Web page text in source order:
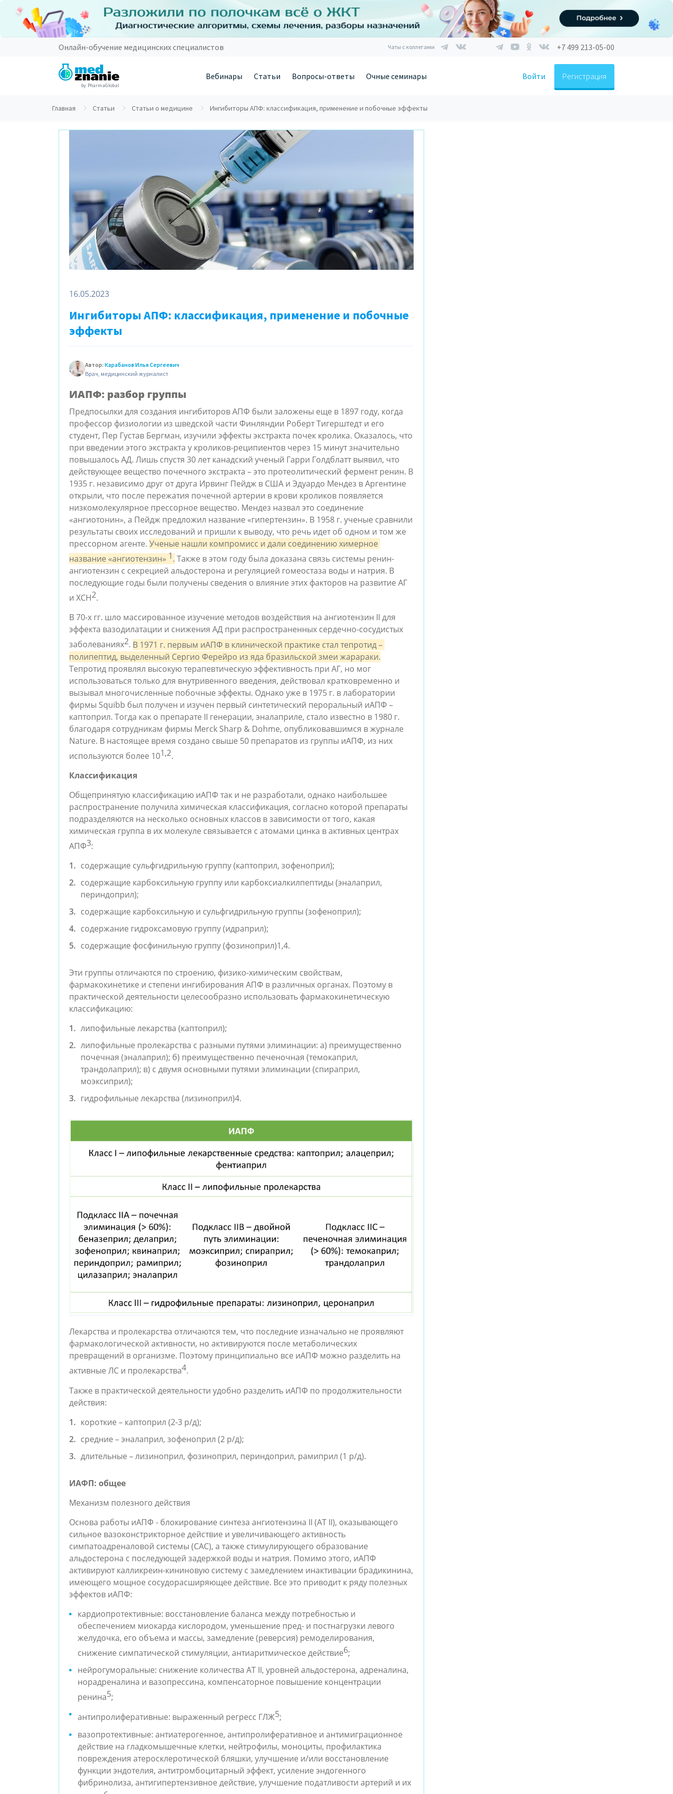
Онлайн-обучение медицинских специалистов Чаты с коллегами +7 499 213-05-00
by PharmaGlobal
Вебинары Статьи Вопросы-ответы Очные семинары Войти Регистрация
Главная Статьи Статьи о медицине Ингибиторы АПФ: классификация, применение и побочные эффекты
16.05.2023
Ингибиторы АПФ: классификация, применение и побочные
эффекты
Автор: Карабанов Илья Сергеевич
Врач, медицинский журналист
ИАПФ: разбор группы
Предпосылки для создания ингибиторов АПФ были заложены еще в 1897 году, когда
профессор физиологии из шведской части Финляндии Роберт Тигерштедт и его
студент, Пер Густав Бергман, изучили эффекты экстракта почек кролика. Оказалось, что
при введении этого экстракта у кроликов-реципиентов через 15 минут значительно
повышалось АД. Лишь спустя 30 лет канадский ученый Гарри Голдблатт выявил, что
действующее вещество почечного экстракта – это протеолитический фермент ренин. В
1935 г. независимо друг от друга Ирвинг Пейдж в США и Эдуардо Мендез в Аргентине
открыли, что после пережатия почечной артерии в крови кроликов появляется
низкомолекулярное прессорное вещество. Мендез назвал это соединение
«ангиотонин», а Пейдж предложил название «гипертензин». В 1958 г. ученые сравнили
результаты своих исследований и пришли к выводу, что речь идет об одном и том же
прессорном агенте. Ученые нашли компромисс и дали соединению химерное
название «ангиотензин» 1. Также в этом году была доказана связь системы ренин-
ангиотензин с секрецией альдостерона и регуляцией гомеостаза воды и натрия. В
последующие годы были получены сведения о влияние этих факторов на развитие АГ
и ХСН2.
В 70-х гг. шло массированное изучение методов воздействия на ангиотензин II для
эффекта вазодилатации и снижения АД при распространенных сердечно-сосудистых
заболеваниях2. В 1971 г. первым иАПФ в клинической практике стал тепротид –
полипептид, выделенный Сергио Ферейро из яда бразильской змеи жарараки.
Тепротид проявлял высокую терапевтическую эффективность при АГ, но мог
использоваться только для внутривенного введения, действовал кратковременно и
вызывал многочисленные побочные эффекты. Однако уже в 1975 г. в лаборатории
фирмы Squibb был получен и изучен первый синтетический пероральный иАПФ –
каптоприл. Тогда как о препарате II генерации, эналаприле, стало известно в 1980 г.
благодаря сотрудникам фирмы Merck Sharp & Dohme, опубликовавшимся в журнале
Nature. В настоящее время создано свыше 50 препаратов из группы иАПФ, из них
используются более 101,2.
Классификация
Общепринятую классификацию иАПФ так и не разработали, однако наибольшее
распространение получила химическая классификация, согласно которой препараты
подразделяются на несколько основных классов в зависимости от того, какая
химическая группа в их молекуле связывается с атомами цинка в активных центрах
АПФ3:
содержащие сульфгидрильную группу (каптоприл, зофеноприл);
содержащие карбоксильную группу или карбоксиалкилпептиды (эналаприл,
периндоприл);
содержащие карбоксильную и сульфгидрильную группы (зофеноприл);
содержание гидроксамовую группу (идраприл);
содержащие фосфинильную группу (фозиноприл)1,4.
Эти группы отличаются по строению, физико-химическим свойствам,
фармакокинетике и степени ингибирования АПФ в различных органах. Поэтому в
практической деятельности целесообразно использовать фармакокинетическую
классификацию:
липофильные лекарства (каптоприл);
липофильные пролекарства с разными путями элиминации: а) преимущественно
почечная (эналаприл); б) преимущественно печеночная (темокаприл,
трандолаприл); в) с двумя основными путями элиминации (спираприл,
моэксиприл);
гидрофильные лекарства (лизиноприл)4.
Лекарства и пролекарства отличаются тем, что последние изначально не проявляют
фармакологической активности, но активируются после метаболических
превращений в организме. Поэтому принципиально все иАПФ можно разделить на
активные ЛС и пролекарства4.
Также в практической деятельности удобно разделить иАПФ по продолжительности
действия:
короткие – каптоприл (2-3 р/д);
средние – эналаприл, зофеноприл (2 р/д);
длительные – лизиноприл, фозиноприл, периндоприл, рамиприл (1 р/д).
ИАФП: общее
Механизм полезного действия
Основа работы иАПФ - блокирование синтеза ангиотензина II (АТ II), оказывающего
сильное вазоконстрикторное действие и увеличивающего активность
симпатоадреналовой системы (САС), а также стимулирующего образование
альдостерона с последующей задержкой воды и натрия. Помимо этого, иАПФ
активируют калликреин-кининовую систему с замедлением инактивации брадикинина,
имеющего мощное сосудорасширяющее действие. Все это приводит к ряду полезных
эффектов иАПФ:
кардиопротективные: восстановление баланса между потребностью и
обеспечением миокарда кислородом, уменьшение пред- и постнагрузки левого
желудочка, его объема и массы, замедление (реверсия) ремоделирования,
снижение симпатической стимуляции, антиаритмическое действие6;
нейрогуморальные: снижение количества АТ II, уровней альдостерона, адреналина,
норадреналина и вазопрессина, компенсаторное повышение концентрации
ренина5;
антипролиферативные: выраженный регресс ГЛЖ5;
вазопротективные: антиатерогенное, антипролиферативное и антимиграционное
действие на гладкомышечные клетки, нейтрофилы, моноциты, профилактика
повреждения атеросклеротической бляшки, улучшение и/или восстановление
функции эндотелия, антитромбоцитарный эффект, усиление эндогенного
фибринолиза, антигипертензивное действие, улучшение податливости артерий и их